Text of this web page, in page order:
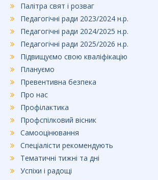
Палітра свят і розваг
Педагогічні ради 2023/2024 н.р.
Педагогічні ради 2024/2025 н.р.
Педагогічні ради 2025/2026 н.р.
Підвищуємо свою кваліфікацію
Плануємо
Превентивна безпека
Про нас
Профілактика
Профспілковий вісник
Самооцінювання
Спеціалісти рекомендують
Тематичні тижні та дні
Успіхи і радощі